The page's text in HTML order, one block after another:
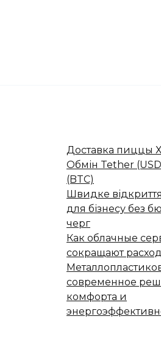
Доставка пиццы
Обмін Tether
(BTC)
Швидке
для бізнесу без
черг
Как облачные
сокращают
современное
комфорта и